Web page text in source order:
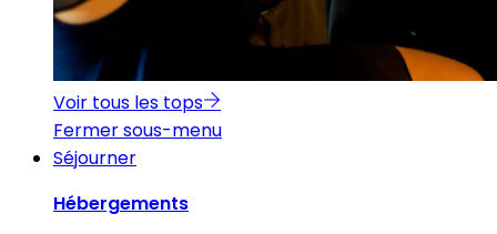
Voir tous les tops
Fermer sous-menu
Séjourner
Hébergements